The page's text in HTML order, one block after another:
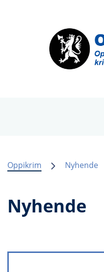
Oppikrim Nyhende
Nyhende